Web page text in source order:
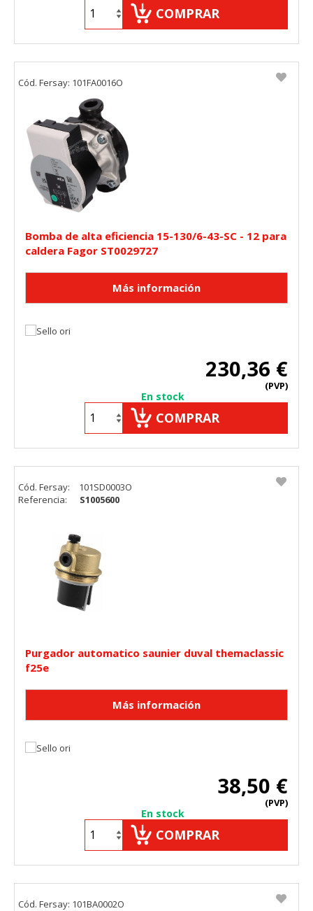
COMPRAR
Bomba de alta eficiencia 15-130/6-43-SC - 12 para
caldera Fagor ST0029727
230,36 €
(PVP)
En stock
COMPRAR
Cód. Fersay: 101FA0016O
Purgador automatico saunier duval themaclassic
f25e
38,50 €
(PVP)
En stock
COMPRAR
Cód. Fersay:
101SD0003O
Referencia:
S1005600
Cód. Fersay: 101BA0002O